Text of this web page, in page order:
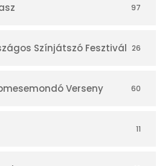
97
Színjátszó Fesztivál 26
Verseny 60
11